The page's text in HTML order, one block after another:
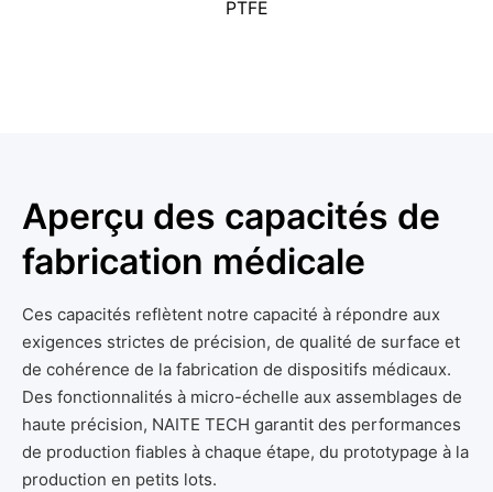
PTFE
Aperçu des capacités de
fabrication médicale
Ces capacités reflètent notre capacité à répondre aux
exigences strictes de précision, de qualité de surface et
de cohérence de la fabrication de dispositifs médicaux.
Des fonctionnalités à micro-échelle aux assemblages de
haute précision, NAITE TECH garantit des performances
de production fiables à chaque étape, du prototypage à la
production en petits lots.